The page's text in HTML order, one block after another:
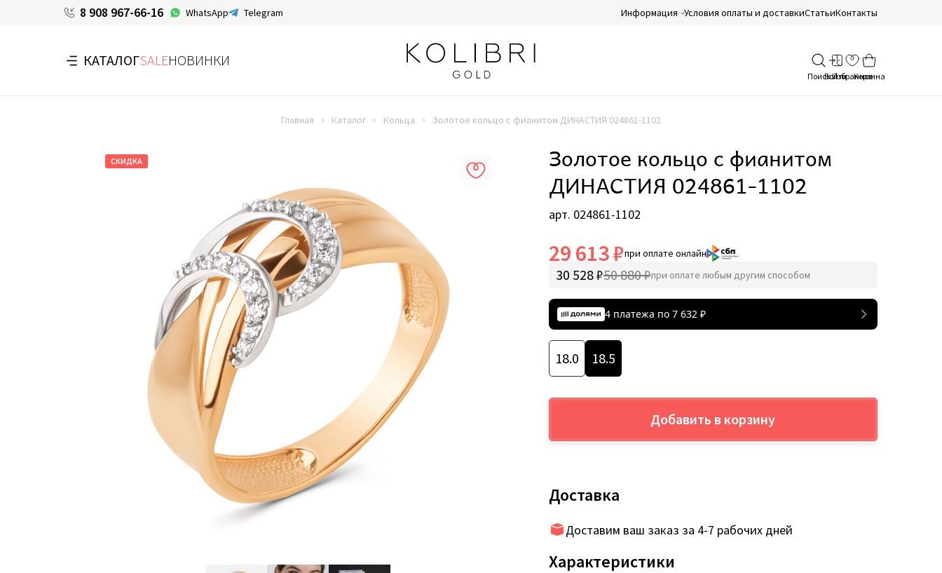
8 908 967-66-16 WhatsApp Telegram Информация Условия оплаты и доставкиСтатьиКонтакты
КАТАЛОГSALEНОВИНКИ
Главная Каталог Кольца Золотое кольцо с фианитом ДИНАСТИЯ 024861-1102
СКИДКА Золотое кольцо с фианитом
ДИНАСТИЯ 024861-1102
арт. 024861-1102
29 613 ₽при оплате онлайн
30 528 ₽50 880 ₽при оплате любым другим способом
4 платежа по 7 632 ₽
18.0 18.5
Добавить в корзину
Доставка
Доставим ваш заказ за 4-7 рабочих дней
Характеристики